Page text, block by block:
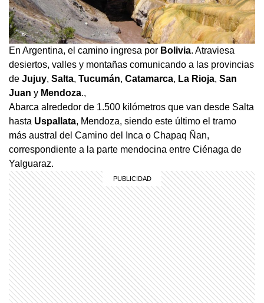
En Argentina, el camino ingresa por Bolivia. Atraviesa
desiertos, valles y montañas comunicando a las provincias
de Jujuy, Salta, Tucumán, Catamarca, La Rioja, San
Juan y Mendoza.,
Abarca alrededor de 1.500 kilómetros que van desde Salta
hasta Uspallata, Mendoza, siendo este último el tramo
más austral del Camino del Inca o Chapaq Ñan,
correspondiente a la parte mendocina entre Ciénaga de
Yalguaraz.